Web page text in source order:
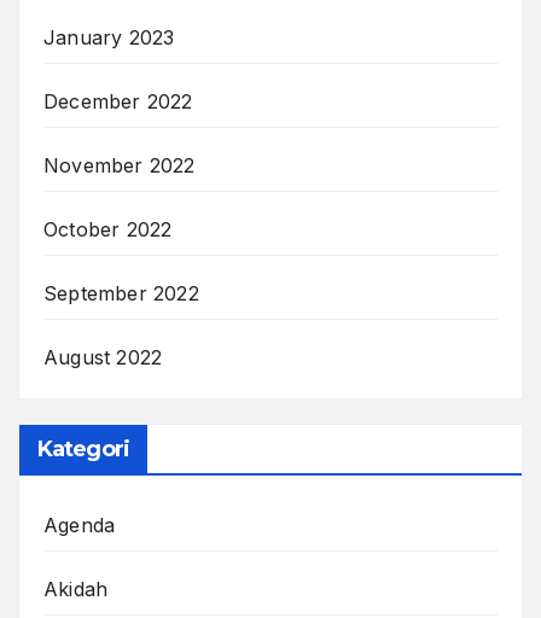
January 2023
December 2022
November 2022
October 2022
September 2022
August 2022
Kategori
Agenda
Akidah